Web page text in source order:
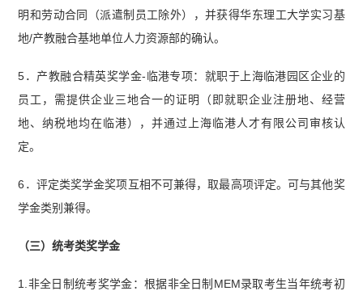
明和劳动合同（派遣制员工除外），并获得华东理工大学实习基
地/产教融合基地单位人力资源部的确认。
5．产教融合精英奖学金-临港专项：就职于上海临港园区企业的
员工，需提供企业三地合一的证明（即就职企业注册地、经营
地、纳税地均在临港），并通过上海临港人才有限公司审核认
定。
6．评定类奖学金奖项互相不可兼得，取最高项评定。可与其他奖
学金类别兼得。
（三）统考类奖学金
1.非全日制统考奖学金：根据非全日制MEM录取考生当年统考初